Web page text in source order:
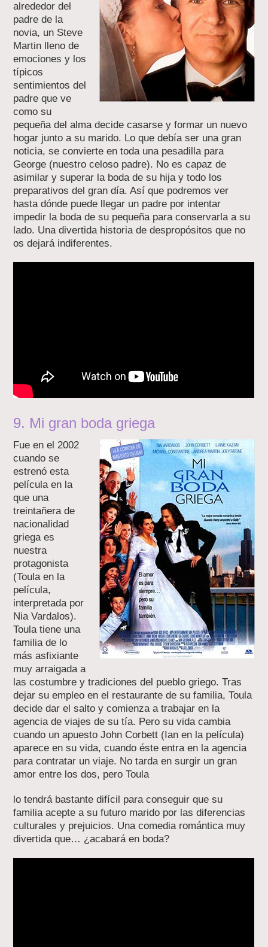
alrededor del
padre de la
novia, un Steve
Martin lleno de
emociones y los
típicos
sentimientos del
padre que ve
como su
pequeña del alma decide casarse y formar un nuevo
hogar junto a su marido. Lo que debía ser una gran
noticia, se convierte en toda una pesadilla para
George (nuestro celoso padre). No es capaz de
asimilar y superar la boda de su hija y todo los
preparativos del gran día. Así que podremos ver
hasta dónde puede llegar un padre por intentar
impedir la boda de su pequeña para conservarla a su
lado. Una divertida historia de despropósitos que no
os dejará indiferentes.
9. Mi gran boda griega
Fue en el 2002
cuando se
estrenó esta
película en la
que una
treintañera de
nacionalidad
griega es
nuestra
protagonista
(Toula en la
película,
interpretada por
Nia Vardalos).
Toula tiene una
familia de lo
más asfixiante
muy arraigada a
las costumbre y tradiciones del pueblo griego. Tras
dejar su empleo en el restaurante de su familia, Toula
decide dar el salto y comienza a trabajar en la
agencia de viajes de su tía. Pero su vida cambia
cuando un apuesto John Corbett (Ian en la película)
aparece en su vida, cuando éste entra en la agencia
para contratar un viaje. No tarda en surgir un gran
amor entre los dos, pero Toula
lo tendrá bastante difícil para conseguir que su
familia acepte a su futuro marido por las diferencias
culturales y prejuicios. Una comedia romántica muy
divertida que… ¿acabará en boda?